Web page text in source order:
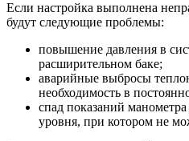
Если настройка выполнена
будут следующие проблемы:
повышение давления в
расширительном баке;
аварийные выбросы
необходимость в
спад показаний
уровня, при котором не